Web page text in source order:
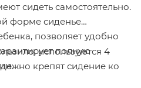
сидеть самостоятельно.
форме сиденье
позволяет удобно
полную
используются 4
крепят сидение ко